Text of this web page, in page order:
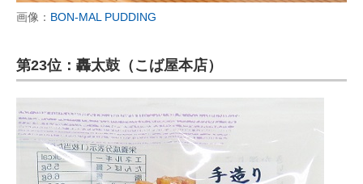
画像： BON-MAL PUDDING
第23位：轟太鼓（こば屋本店）